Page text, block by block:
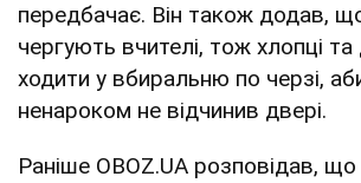
передбачає. Він також додав,
чергують вчителі, тож хлопці
ходити у вбиральню по черзі,
ненароком не відчинив двері.
Раніше OBOZ.UA розповідав, що